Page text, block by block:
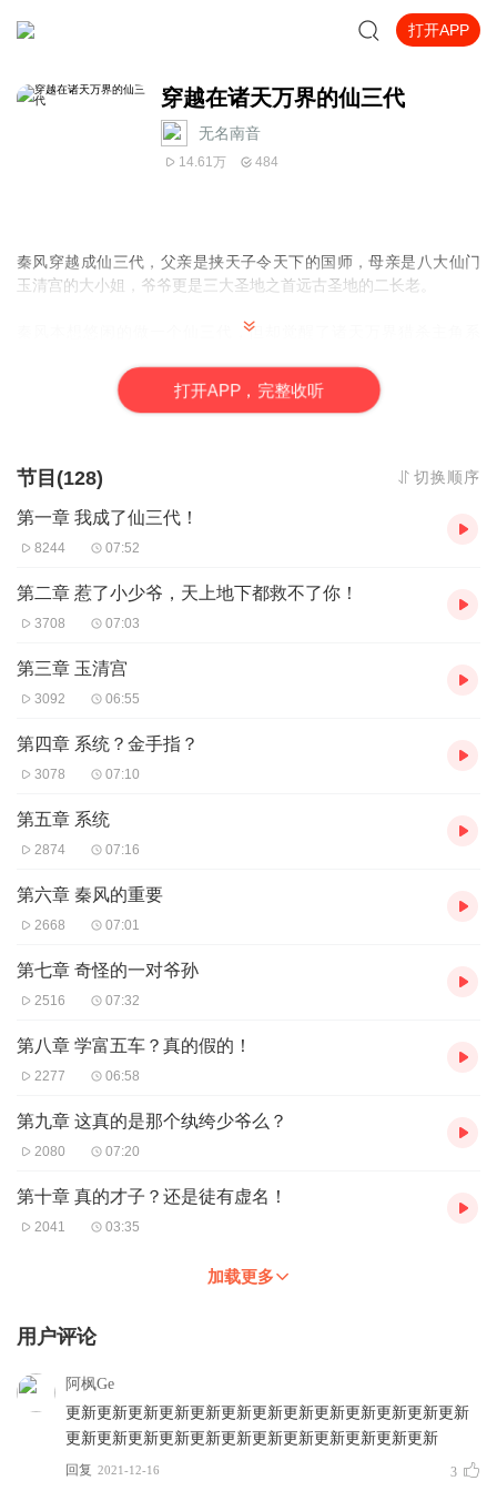
打开APP
穿越在诸天万界的仙三代
无名南音
14.61万 484
秦风穿越成仙三代，父亲是挟天子令天下的国师，母亲是八大仙门
玉清宫的大小姐，爷爷更是三大圣地之首远古圣地的二长老。
秦风本想悠闲的做一个仙三代，但却觉醒了诸天万界猎杀主角系
“既然是一个仙三代，怎么能够允许那些天命之子活着？”
走穿越世界的宝物，以及得到实力的提升？”
竟然有这么好的事情？
吧！
打开APP，完整收听
节目(128) 切换顺序
第一章 我成了仙三代！
8244 07:52
第二章 惹了小少爷，天上地下都救不了你！
3708 07:03
第三章 玉清宫
3092 06:55
第四章 系统？金手指？
3078 07:10
第五章 系统
2874 07:16
第六章 秦风的重要
2668 07:01
第七章 奇怪的一对爷孙
2516 07:32
第八章 学富五车？真的假的！
2277 06:58
第九章 这真的是那个纨绔少爷么？
2080 07:20
第十章 真的才子？还是徒有虚名！
2041 03:35
加载更多
用户评论
阿枫Ge
更新更新更新更新更新更新更新更新更新更新更新更新更新
更新更新更新更新更新更新更新更新更新更新更新更新
回复 2021-12-16 3